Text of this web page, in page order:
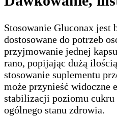
Stosowanie Gluconax jest
dostosowane do potrzeb
przyjmowanie jednej
rano, popijając dużą
stosowanie suplementu
może przynieść widoczne
stabilizacji poziomu
ogólnego stanu zdrowia.